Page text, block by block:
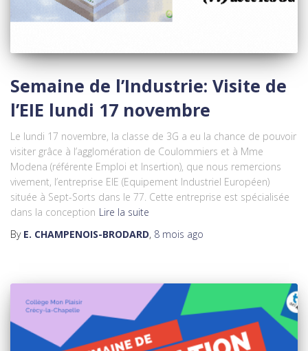
Semaine de l’Industrie: Visite de
l’EIE lundi 17 novembre
Le lundi 17 novembre, la classe de 3G a eu la chance de pouvoir
visiter grâce à l’agglomération de Coulommiers et à Mme
Modena (référente Emploi et Insertion), que nous remercions
vivement, l’entreprise EIE (Equipement Industriel Européen)
située à Sept-Sorts dans le 77. Cette entreprise est spécialisée
dans la conception Lire la suite
By E. CHAMPENOIS-BRODARD, 8 mois ago